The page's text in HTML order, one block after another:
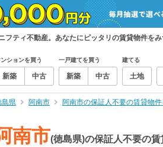
ティ不動産。あなたにピッタリの賃貸物件をみ
ションを買う
新築 中古
一戸建てを買う
新築 中古
建てる
土地
島県 阿南市 阿南市の保証人不要の賃貸物
南市(徳島県)の保証人不要の